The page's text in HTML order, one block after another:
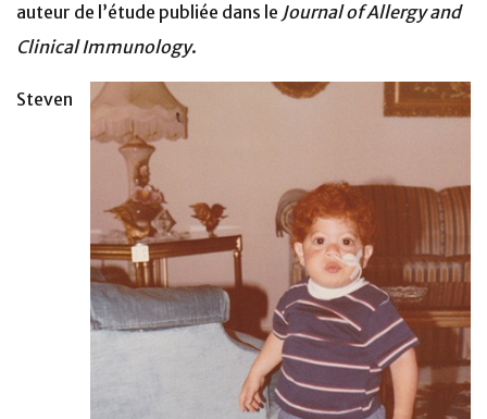
auteur de l’étude publiée dans le Journal of Allergy and
Clinical Immunology.
Steven